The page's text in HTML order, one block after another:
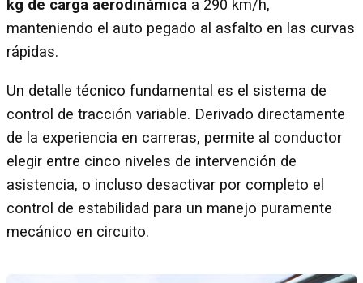
kg de carga aerodinámica a 290 km/h,
manteniendo el auto pegado al asfalto en las curvas
rápidas.
Un detalle técnico fundamental es el sistema de
control de tracción variable. Derivado directamente
de la experiencia en carreras, permite al conductor
elegir entre cinco niveles de intervención de
asistencia, o incluso desactivar por completo el
control de estabilidad para un manejo puramente
mecánico en circuito.